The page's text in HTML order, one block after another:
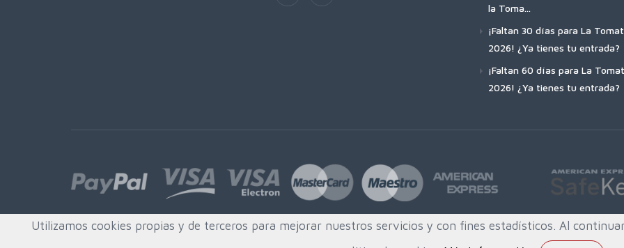
la Toma...
¡Faltan 30 días para La
2026! ¿Ya tienes tu entrada?
¡Faltan 60 días para La
2026! ¿Ya tienes tu entrada?
Utilizamos cookies propias y de terceros para mejorar nuestros servicios y con fines estadísticos. Al